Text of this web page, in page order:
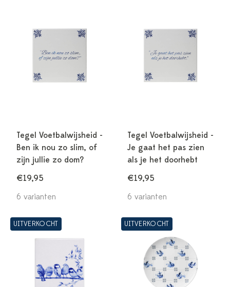
Tegel Voetbalwijsheid -
Ben ik nou zo slim, of
zijn jullie zo dom?
€19,95
6 varianten
Tegel Voetbalwijsheid -
Je gaat het pas zien
als je het doorhebt
€19,95
6 varianten
UITVERKOCHT UITVERKOCHT